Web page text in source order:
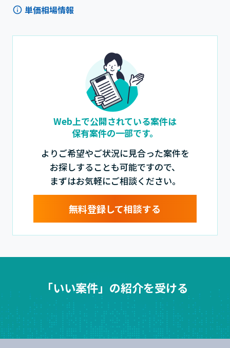
単価相場情報
Web上で公開されている案件は
保有案件の一部です。
よりご希望やご状況に見合った案件を
お探しすることも可能ですので、
まずはお気軽にご相談ください。
無料登録して相談する
「いい案件」の紹介を受ける